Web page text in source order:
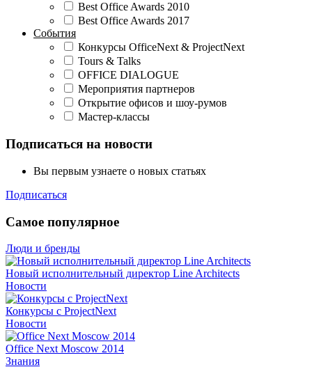
Best Office Awards 2010
Best Office Awards 2017
События
Конкурсы OfficeNext & ProjectNext
Tours & Talks
OFFICE DIALOGUE
Мероприятия партнеров
Открытие офисов и шоу-румов
Мастер-классы
Подписаться на новости
Вы первым узнаете о новых статьях
Подписаться
Самое популярное
Люди и бренды
Новый исполнительный директор Line Architects
Новости
Конкурсы с ProjectNext
Новости
Office Next Moscow 2014
Знания